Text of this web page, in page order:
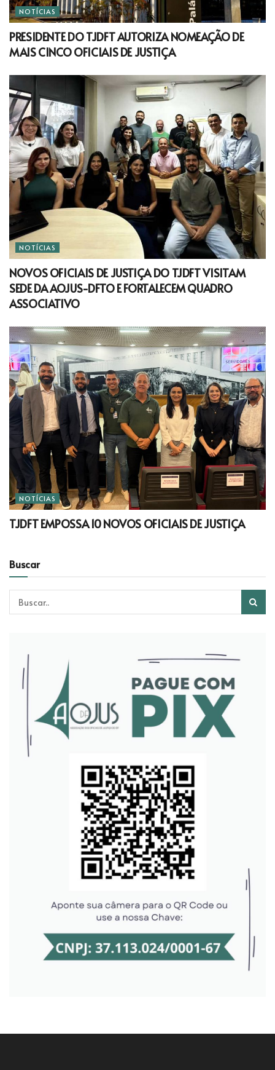
NOTÍCIAS
PRESIDENTE DO TJDFT AUTORIZA NOMEAÇÃO DE
MAIS CINCO OFICIAIS DE JUSTIÇA
NOTÍCIAS
NOVOS OFICIAIS DE JUSTIÇA DO TJDFT VISITAM
SEDE DA AOJUS-DFTO E FORTALECEM QUADRO
ASSOCIATIVO
NOTÍCIAS
TJDFT EMPOSSA 10 NOVOS OFICIAIS DE JUSTIÇA
Buscar